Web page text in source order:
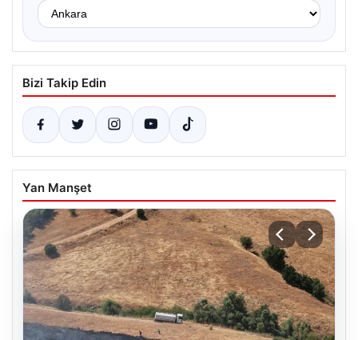
Bizi Takip Edin
Yan Manşet